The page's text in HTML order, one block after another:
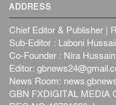
ADDRESS
Chief Editor & Publisher |
Sub-Editor : Laboni
Co-Founder : Nira Hussain
Editor:
News Room:
GBN FXDIGITAL MEDIA